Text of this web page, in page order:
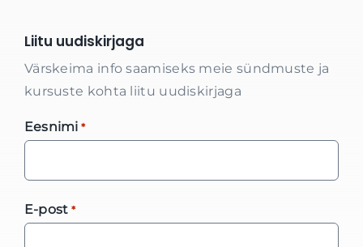
Liitu uudiskirjaga
Värskeima info saamiseks meie sündmuste ja
kursuste kohta liitu uudiskirjaga
Eesnimi *
E-post *